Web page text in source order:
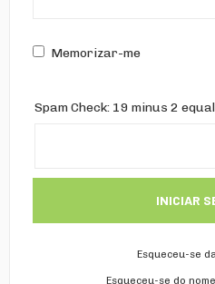
Memorizar-me
Spam Check: 19 minus 2
INICIAR
Esqueceu-se
Esqueceu-se do